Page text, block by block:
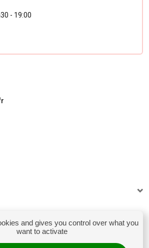
- 19:00
and gives you control over what you
want to activate